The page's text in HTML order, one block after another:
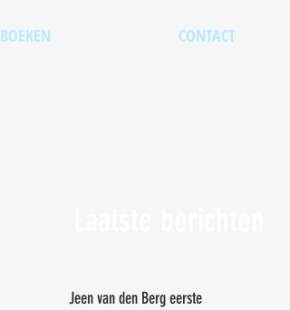
BOEKEN CONTACT
Jeen van den Berg eerste